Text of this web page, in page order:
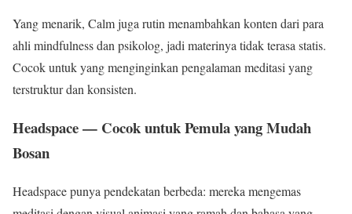
Yang menarik, Calm juga rutin menambahkan konten dari para
ahli mindfulness dan psikolog, jadi materinya tidak terasa statis.
Cocok untuk yang menginginkan pengalaman meditasi yang
terstruktur dan konsisten.
Headspace — Cocok untuk Pemula yang Mudah
Bosan
Headspace punya pendekatan berbeda: mereka mengemas